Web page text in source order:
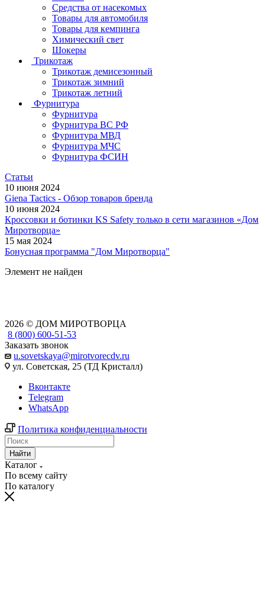
Средства от насекомых
Товары для автомобиля
Товары для кемпинга
Химический свет
Шокеры
Трикотаж
Трикотаж демисезонный
Трикотаж зимний
Трикотаж летний
Фурнитура
Фурнитура
Фурнитура ВС РФ
Фурнитура МВД
Фурнитура МЧС
Фурнитура ФСИН
Статьи
10 июня 2024
Giena Tactics - Обзор товаров бренда
10 июня 2024
Кроссовки и ботинки KS Safety только в сети магазинов «Дом
Миротворца»
15 мая 2024
Бонусная программа "Дом Миротворца"
Элемент не найден
2026 © ДОМ МИРОТВОРЦА
8 (800) 600-51-53
Заказать звонок
u.sovetskaya@mirotvorecdv.ru
ул. Советская, 25 (ТД Кристалл)
Вконтакте
Telegram
WhatsApp
Политика конфиденциальности
Найти
Каталог
По всему сайту
По каталогу